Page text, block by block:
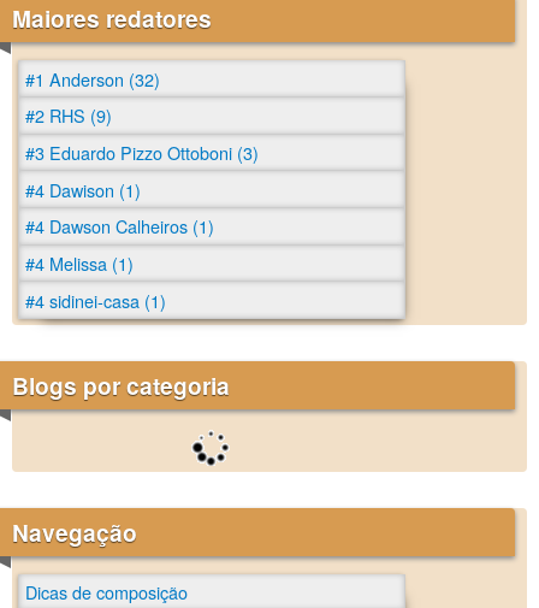
Maiores redatores
#1 Anderson (32)
#2 RHS (9)
#3 Eduardo Pizzo Ottoboni (3)
#4 Dawison (1)
#4 Dawson Calheiros (1)
#4 Melissa (1)
#4 sidinei-casa (1)
Blogs por categoria
Navegação
Dicas de composição